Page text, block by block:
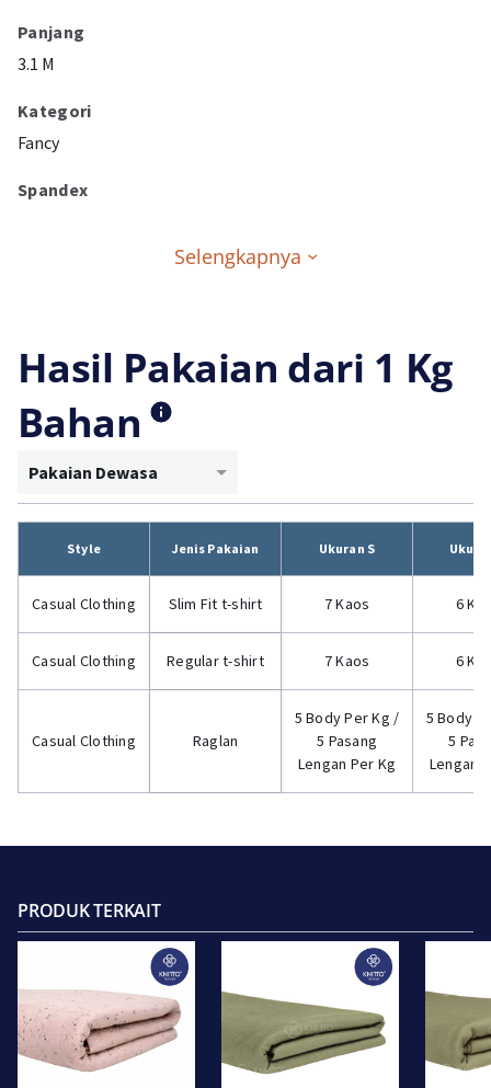
Panjang
3.1 M
Kategori
Fancy
Spandex
Selengkapnya
Hasil Pakaian dari 1 Kg
Bahan
Pakaian Dewasa
Style Jenis Pakaian Ukuran S
Casual Clothing Slim Fit t-shirt 7 Kaos 6
Casual Clothing Regular t-shirt 7 Kaos 6
Casual Clothing Raglan
5 Body Per Kg /
5 Pasang
Lengan Per Kg
5 Body
5
Lengan
PRODUK TERKAIT